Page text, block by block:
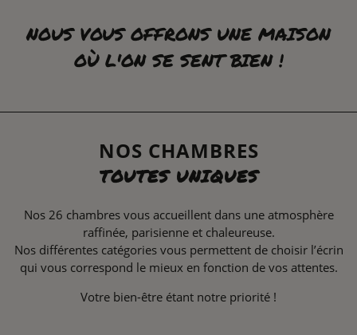
NOUS VOUS OFFRONS UNE MAISON
OÙ L'ON SE SENT BIEN !
NOS CHAMBRES
TOUTES UNIQUES
Nos 26 chambres vous accueillent dans une atmosphère
raffinée, parisienne et chaleureuse.
Nos différentes catégories vous permettent de choisir l’écrin
qui vous correspond le mieux en fonction de vos attentes.
Votre bien-être étant notre priorité !